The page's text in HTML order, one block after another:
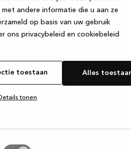
andere informatie die u aan ze
op basis van uw gebruik
ons privacybeleid en cookiebeleid
toestaan Alles
tonen
loadingwww.kvik.nl (see the